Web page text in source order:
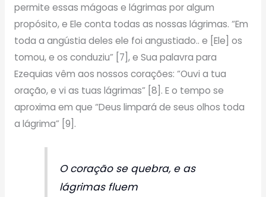
permite essas mágoas e lágrimas por algum
propósito, e Ele conta todas as nossas lágrimas. “Em
toda a angústia deles ele foi angustiado.. e [Ele] os
tomou, e os conduziu” [7], e Sua palavra para
Ezequias vêm aos nossos corações: “Ouvi a tua
oração, e vi as tuas lágrimas” [8]. E o tempo se
aproxima em que “Deus limpará de seus olhos toda
a lágrima” [9].
O coração se quebra, e as
lágrimas fluem